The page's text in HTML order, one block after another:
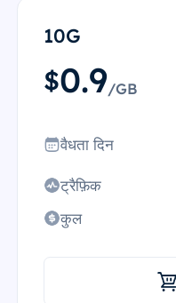
10G
$0.9/GB
वैधता दिन
ट्रैफ़िक
कुल